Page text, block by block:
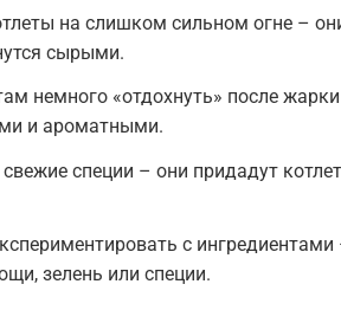
на слишком сильном огне –
сырыми.
немного «отдохнуть» после
и ароматными.
свежие специи – они придадут
с
зелень или специи.